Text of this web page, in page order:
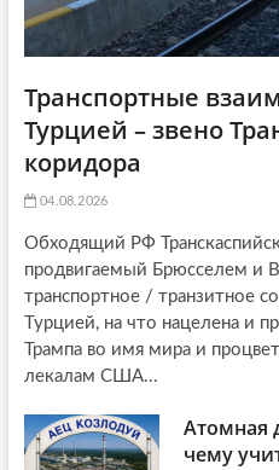
Транспортные
Турцией – звено
коридора
04.08.2026
Обходящий РФ
продвигаемый Брюсселем и
транспортное / транзитное
Турцией, на что нацелена и
Трампа во имя мира и
лекалам США...
Атомная
чему